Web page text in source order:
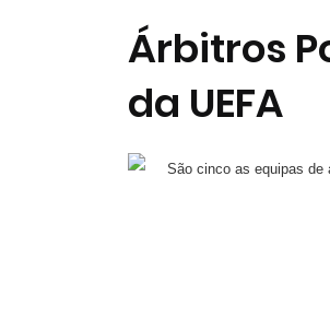
Árbitros
da UEFA
São cinco as equipas de
Análises